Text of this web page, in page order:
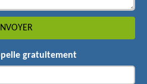
gratuitement